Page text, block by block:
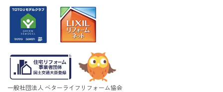
一般社団法人 ベターライフリフォーム協会